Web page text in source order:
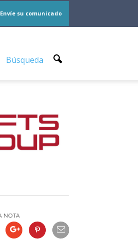
Envíe su comunicado
Búsqueda
NOTA